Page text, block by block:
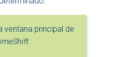
ventana principal de
.